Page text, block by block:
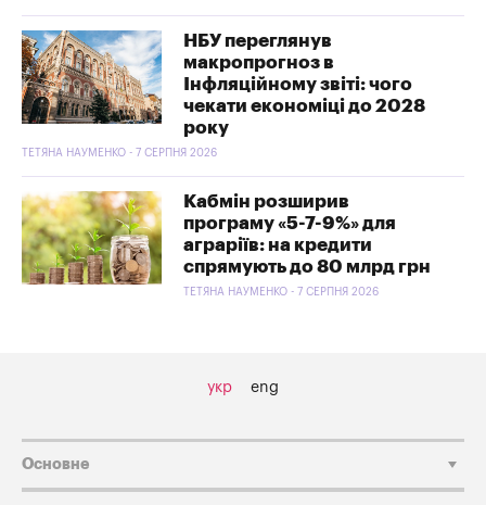
НБУ переглянув
макропрогноз в
Інфляційному звіті: чого
чекати економіці до 2028
року
ТЕТЯНА НАУМЕНКО - 7 СЕРПНЯ 2026
Кабмін розширив
програму «5-7-9%» для
аграріїв: на кредити
спрямують до 80 млрд грн
ТЕТЯНА НАУМЕНКО - 7 СЕРПНЯ 2026
укр eng
Основне